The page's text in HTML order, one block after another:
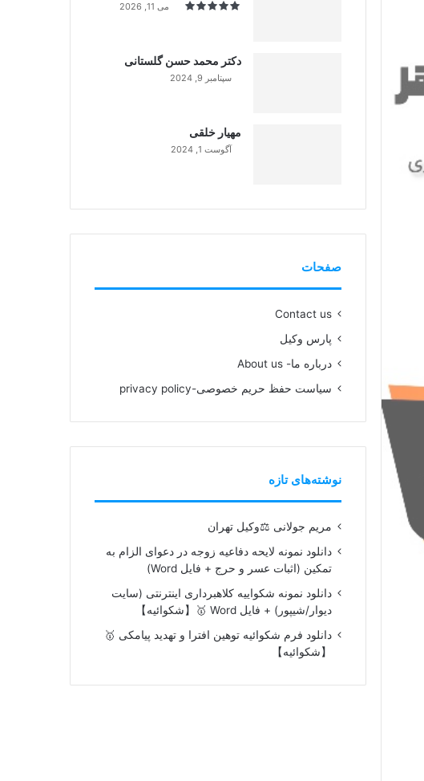
می 11, 2026
دکتر محمد حسن گلستانی
سپتامبر 9, 2024
مهیار خلقی
آگوست 1, 2024
صفحات
Contact us
پارس وکیل
درباره ما- About us
سیاست حفظ حریم خصوصی-privacy policy
نوشته‌های تازه
مریم جولانی ⚖️وکیل تهران
دانلود نمونه لایحه دفاعیه زوجه در دعوای الزام به
تمکین (اثبات عسر و حرج + فایل Word)
دانلود نمونه شکواییه کلاهبرداری اینترنتی (سایت
دیوار/شیپور) + فایل Word 🥇【شکوائیه】
دانلود فرم شکوائیه توهین افترا و تهدید پیامکی 🥇
【شکوائیه】